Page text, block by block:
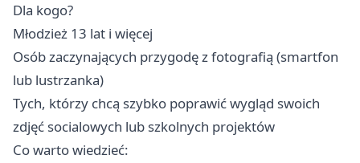
Dla kogo?
Młodzież 13 lat i więcej
Osób zaczynających przygodę z fotografią (smartfon
lub lustrzanka)
Tych, którzy chcą szybko poprawić wygląd swoich
zdjęć socialowych lub szkolnych projektów
Co warto wiedzieć: